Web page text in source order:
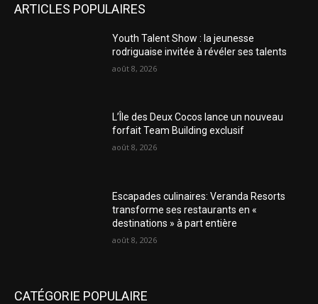
ARTICLES POPULAIRES
Youth Talent Show : la jeunesse
rodriguaise invitée à révéler ses talents
août 8, 2026
L’Île des Deux Cocos lance un nouveau
forfait Team Building exclusif
août 8, 2026
Escapades culinaires: Veranda Resorts
transforme ses restaurants en «
destinations » à part entière
août 8, 2026
CATÉGORIE POPULAIRE